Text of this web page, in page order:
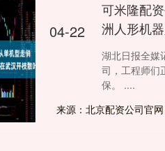
04-22
可米隆配
洲人形机
湖北日报全媒
司，工程师们
保。 ....
来源：北京配资公司官网